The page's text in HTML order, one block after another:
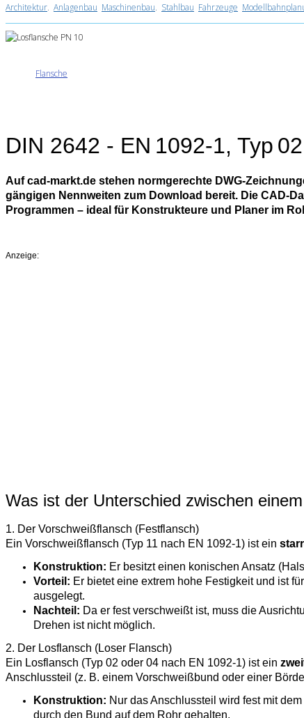
Architektur. Anlagenbau Maschinenbau. Stahlbau Fahrzeuge
Flansche
DIN 2642 - EN 1092‑1, Typ
Auf cad-markt.de stehen normgerechte DWG-
gängigen Nennweiten zum Download bereit. Die CAD-
Programmen – ideal für Konstrukteure und Planer im
Anzeige:
Was ist der Unterschied zwischen
1. Der Vorschweißflansch (Festflansch)
Ein Vorschweißflansch (Typ 11 nach EN 1092-1) ist ein
Konstruktion: Er besitzt einen konischen Ansatz
Vorteil: Er bietet eine extrem hohe Festigkeit und ist
ausgelegt.
Nachteil: Da er fest verschweißt ist, muss die
Drehen ist nicht möglich.
2. Der Losflansch (Loser Flansch)
Ein Losflansch (Typ 02 oder 04 nach EN 1092-1) ist ein
Anschlussteil (z. B. einem Vorschweißbund oder einer
Konstruktion: Nur das Anschlussteil wird fest mit
durch den Bund auf dem Rohr gehalten.